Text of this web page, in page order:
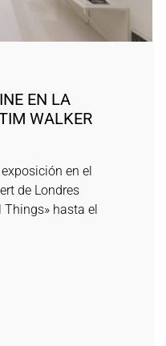
EN LA
WALKER
en el
de Londres
Things» hasta el